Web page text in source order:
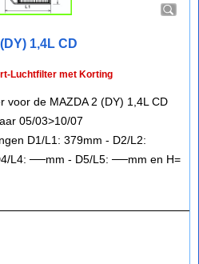
1,4L CD
Luchtfilter met Korting
voor de MAZDA 2 (DY) 1,4L CD
05/03>10/07
D1/L1: 379mm - D2/L2:
L4: ──mm - D5/L5: ──mm en H=